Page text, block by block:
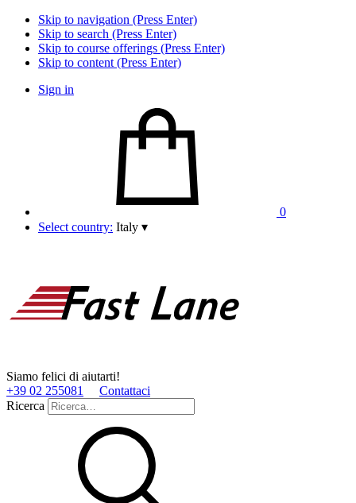
Skip to navigation (Press Enter)
Skip to search (Press Enter)
Skip to course offerings (Press Enter)
Skip to content (Press Enter)
Sign in
0
Select country: Italy ▾
Siamo felici di aiutarti!
+39 02 255081
Contattaci
Ricerca